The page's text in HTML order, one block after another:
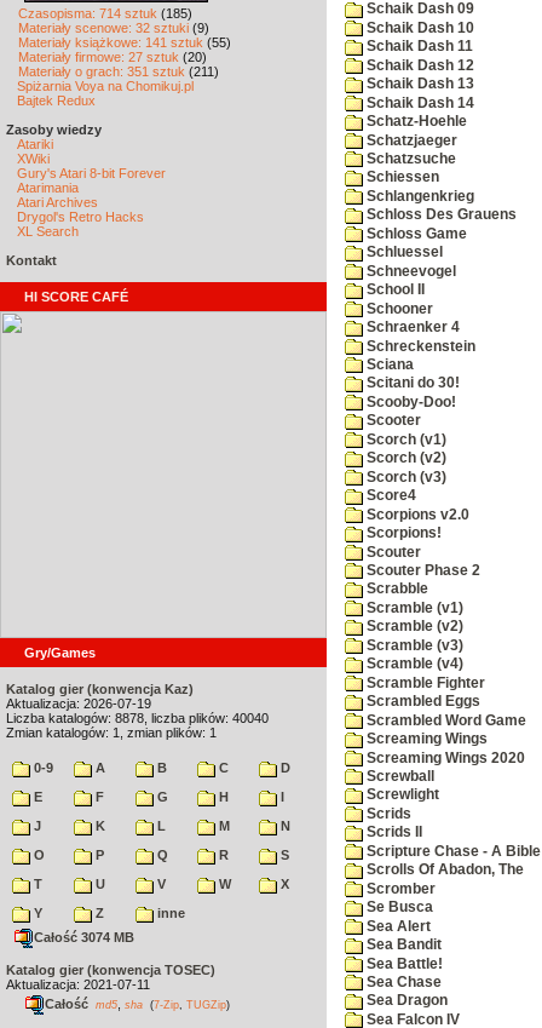
Czasopisma: 714 sztuk (185)
Materiały scenowe: 32 sztuki (9)
Materiały książkowe: 141 sztuk (55)
Materiały firmowe: 27 sztuk (20)
Materiały o grach: 351 sztuk (211)
Spiżarnia Voya na Chomikuj.pl
Bajtek Redux
Zasoby wiedzy
Atariki
XWiki
Gury's Atari 8-bit Forever
Atarimania
Atari Archives
Drygol's Retro Hacks
XL Search
Kontakt
HI SCORE CAFÉ
Gry/Games
Katalog gier (konwencja Kaz)
Aktualizacja: 2026-07-19
Liczba katalogów: 8878, liczba plików: 40040
Zmian katalogów: 1, zmian plików: 1
0-9 A B C
D
E
F G H
I
J
K L M
N
O
P Q R
S
T
U V W
X
Y
Z
inne
Całość 3074 MB
Katalog gier (konwencja TOSEC)
Aktualizacja: 2021-07-11
Całość md5 sha (7-Zip TUGZip)
Schaik Dash 09
Schaik Dash 10
Schaik Dash 11
Schaik Dash 12
Schaik Dash 13
Schaik Dash 14
Schatz-Hoehle
Schatzjaeger
Schatzsuche
Schiessen
Schlangenkrieg
Schloss Des Grauens
Schloss Game
Schluessel
Schneevogel
School II
Schooner
Schraenker 4
Schreckenstein
Sciana
Scitani do 30!
Scooby-Doo!
Scooter
Scorch (v1)
Scorch (v2)
Scorch (v3)
Score4
Scorpions v2.0
Scorpions!
Scouter
Scouter Phase 2
Scrabble
Scramble (v1)
Scramble (v2)
Scramble (v3)
Scramble (v4)
Scramble Fighter
Scrambled Eggs
Scrambled Word Game
Screaming Wings
Screaming Wings 2020
Screwball
Screwlight
Scrids
Scrids II
Scripture Chase - A Bible
Scrolls Of Abadon, The
Scromber
Se Busca
Sea Alert
Sea Bandit
Sea Battle!
Sea Chase
Sea Dragon
Sea Falcon IV